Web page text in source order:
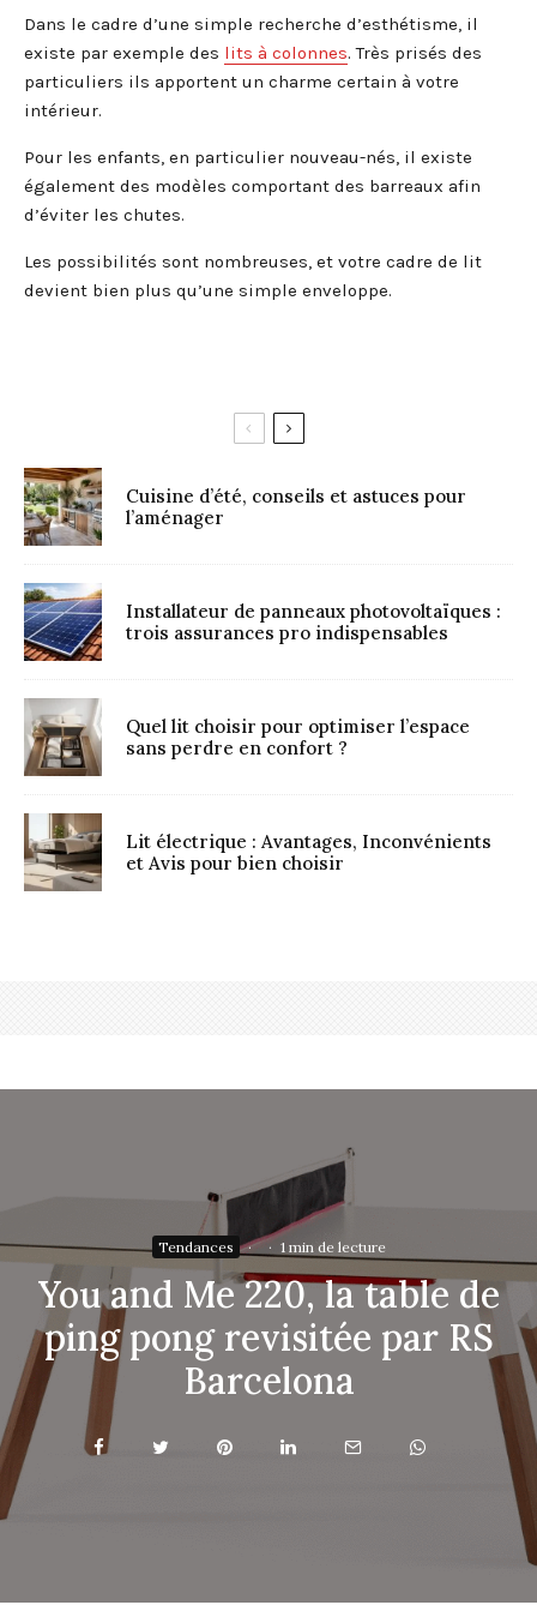
Dans le cadre d’une simple recherche d’esthétisme, il
existe par exemple des lits à colonnes. Très prisés des
particuliers ils apportent un charme certain à votre
intérieur.
Pour les enfants, en particulier nouveau-nés, il existe
également des modèles comportant des barreaux afin
d’éviter les chutes.
Les possibilités sont nombreuses, et votre cadre de lit
devient bien plus qu’une simple enveloppe.
Cuisine d’été, conseils et astuces pour
l’aménager
Installateur de panneaux photovoltaïques :
trois assurances pro indispensables
Quel lit choisir pour optimiser l’espace
sans perdre en confort ?
Lit électrique : Avantages, Inconvénients
et Avis pour bien choisir
Tendances · · 1 min de lecture
You and Me 220, la table de
ping pong revisitée par RS
Barcelona